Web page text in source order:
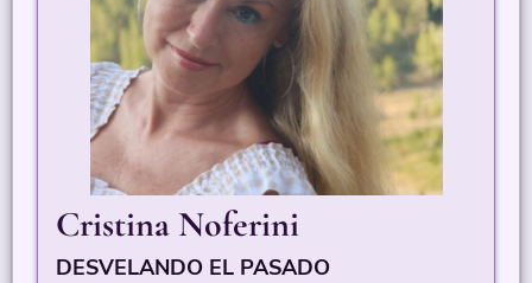
Cristina Noferini
DESVELANDO EL PASADO